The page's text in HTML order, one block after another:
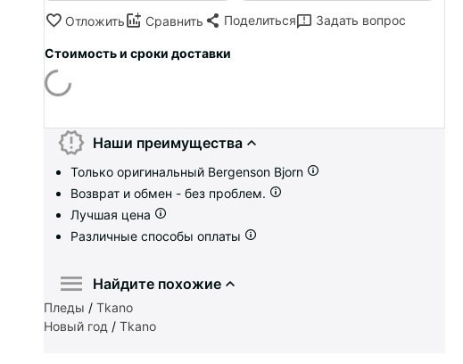
Отложить Сравнить Поделиться Задать вопрос
Стоимость и сроки доставки
Наши преимущества
Только оригинальный Bergenson Bjorn
Возврат и обмен - без проблем.
Лучшая цена
Различные способы оплаты
Найдите похожие
Пледы / Tkano
Новый год / Tkano